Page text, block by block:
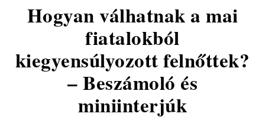
Hogyan válhatnak a mai
fiatalokból
kiegyensúlyozott felnőttek?
– Beszámoló és
miniinterjúk